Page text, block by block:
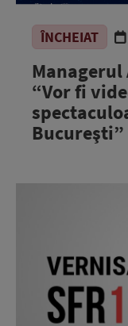
ÎNCHEIAT
Managerul
“Vor fi
Bucureşti”